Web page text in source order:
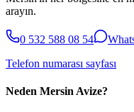
arayın.
0 532 588 08 54
Telefon numarası sayfası
Neden Mersin Avize?